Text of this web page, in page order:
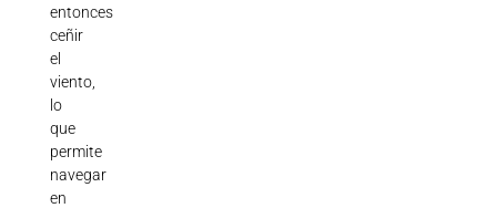
entonces
ceñir
el
viento,
lo
que
permite
navegar
en